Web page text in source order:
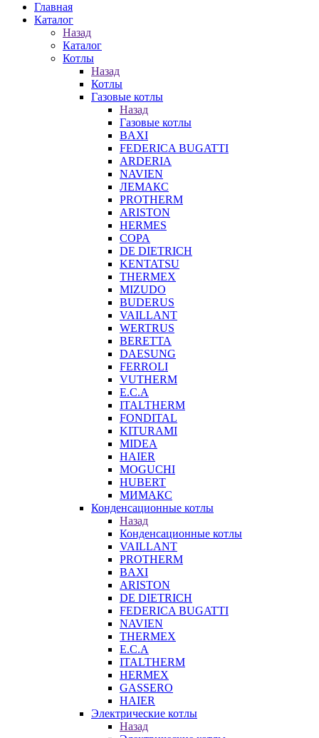
Главная
Каталог
Назад
Каталог
Котлы
Назад
Котлы
Газовые котлы
Назад
Газовые котлы
BAXI
FEDERICA BUGATTI
ARDERIA
NAVIEN
ЛЕМАКС
PROTHERM
ARISTON
HERMES
COPA
DE DIETRICH
KENTATSU
THERMEX
MIZUDO
BUDERUS
VAILLANT
WERTRUS
BERETTA
DAESUNG
FERROLI
VUTHERM
E.C.A
ITALTHERM
FONDITAL
KITURAMI
MIDEA
HAIER
MOGUCHI
HUBERT
МИМАКС
Конденсационные котлы
Назад
Конденсационные котлы
VAILLANT
PROTHERM
BAXI
ARISTON
DE DIETRICH
FEDERICA BUGATTI
NAVIEN
THERMEX
E.C.A
ITALTHERM
HERMEX
GASSERO
HAIER
Электрические котлы
Назад